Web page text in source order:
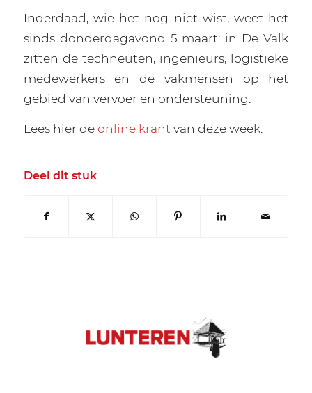
Inderdaad, wie het nog niet wist, weet het
sinds donderdagavond 5 maart: in De Valk
zitten de techneuten, ingenieurs, logistieke
medewerkers en de vakmensen op het
gebied van vervoer en ondersteuning.
Lees hier deonline krant van deze week.
Deel dit stuk